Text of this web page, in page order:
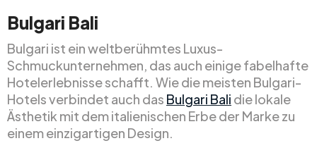
Bulgari Bali
Bulgari ist ein weltberühmtes Luxus-
Schmuckunternehmen, das auch einige fabelhafte
Hotelerlebnisse schafft. Wie die meisten Bulgari-
Hotels verbindet auch das Bulgari Bali die lokale
Ästhetik mit dem italienischen Erbe der Marke zu
einem einzigartigen Design.